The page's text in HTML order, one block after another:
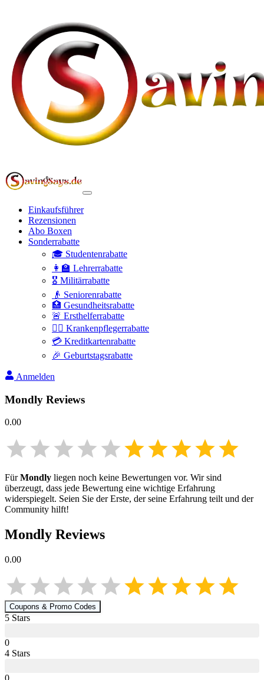
Einkaufsführer
Rezensionen
Abo Boxen
Sonderrabatte
🎓 Studentenrabatte
👩‍🏫 Lehrerrabatte
🎖️ Militärrabatte
👴 Seniorenrabatte
🏥 Gesundheitsrabatte
🚨 Ersthelferrabatte
👩‍⚕️ Krankenpflegerrabatte
💳 Kreditkartenrabatte
🎉 Geburtstagsrabatte
Anmelden
Mondly Reviews
0.00
FürMondly liegen noch keine Bewertungen vor. Wir sind
überzeugt, dass jede Bewertung eine wichtige Erfahrung
widerspiegelt. Seien Sie der Erste, der seine Erfahrung teilt und der
Community hilft!
Mondly Reviews
0.00
Coupons & Promo Codes
5 Stars
0
4 Stars